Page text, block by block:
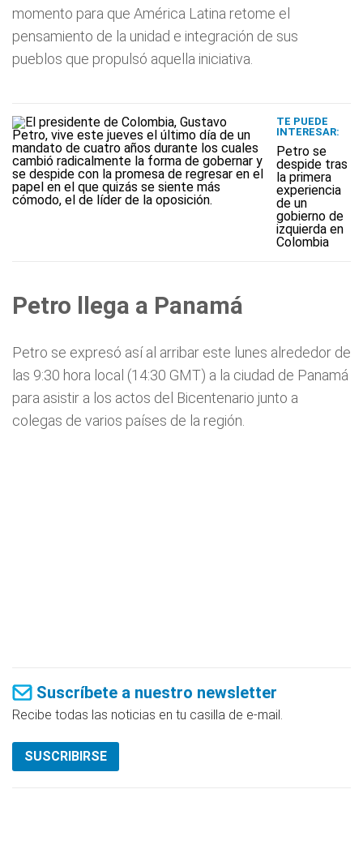
momento para que América Latina retome el
pensamiento de la unidad e integración de sus
pueblos que propulsó aquella iniciativa.
TE PUEDE
INTERESAR:
Petro se
despide tras
la primera
experiencia
de un
gobierno de
izquierda en
Colombia
Petro llega a Panamá
Petro se expresó así al arribar este lunes alrededor de
las 9:30 hora local (14:30 GMT) a la ciudad de Panamá
para asistir a los actos del Bicentenario junto a
colegas de varios países de la región.
Suscríbete a nuestro newsletter
Recibe todas las noticias en tu casilla de e-mail.
SUSCRIBIRSE